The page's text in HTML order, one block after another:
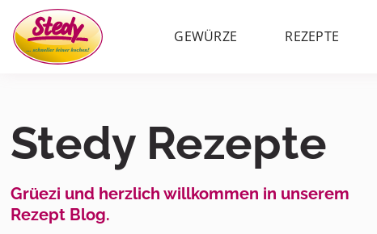
GEWÜRZE REZEPTE
Stedy Rezepte
Grüezi und herzlich willkommen in unserem
Rezept Blog.